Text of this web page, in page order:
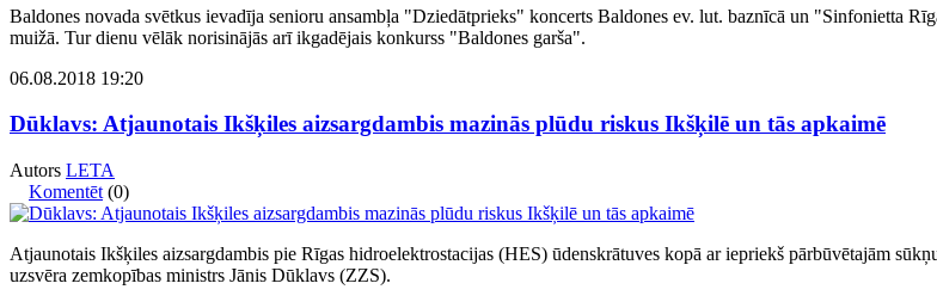
Baldones novada svētkus ievadīja senioru ansambļa "Dziedātprieks" koncerts Baldones ev. lut. baznīcā un "Sinfonietta
muižā. Tur dienu vēlāk norisinājās arī ikgadējais konkurss "Baldones garša".
06.08.2018 19:20
Dūklavs: Atjaunotais Ikšķiles aizsargdambis mazinās plūdu riskus Ikšķilē un tās apkaimē
Autors LETA
Komentēt (0)
Atjaunotais Ikšķiles aizsargdambis pie Rīgas hidroelektrostacijas (HES) ūdenskrātuves kopā ar iepriekš pārbūvētajām
uzsvēra zemkopības ministrs Jānis Dūklavs (ZZS).